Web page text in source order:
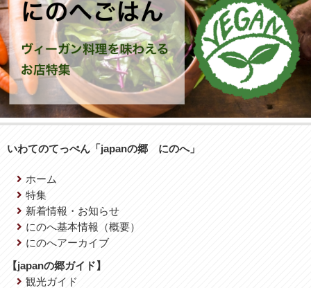
いわてのてっぺん「japanの郷 にのへ」
ホーム
特集
新着情報・お知らせ
にのへ基本情報（概要）
にのへアーカイブ
【japanの郷ガイド】
観光ガイド